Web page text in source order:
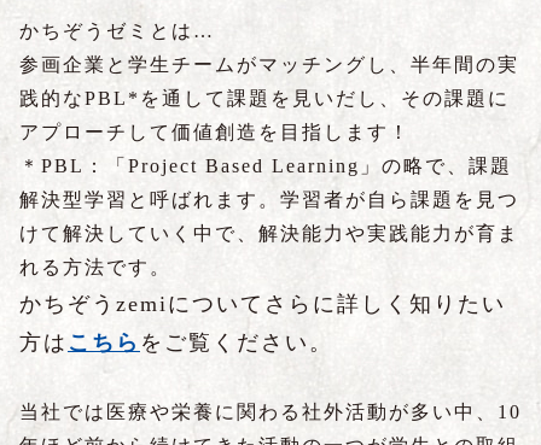
かちぞうゼミとは…
参画企業と学生チームがマッチングし、半年間の実
践的なPBL*を通して課題を見いだし、その課題に
アプローチして価値創造を目指します！
＊PBL：「Project Based Learning 」の略で、課題
解決型学習と呼ばれます。学習者が自ら課題を見つ
けて解決していく中で、解決能力や実践能力が育ま
れる方法です。
かちぞうzemiについてさらに詳しく知りたい
方は こちら をご覧ください。
当社では医療や栄養に関わる社外活動が多い中、10